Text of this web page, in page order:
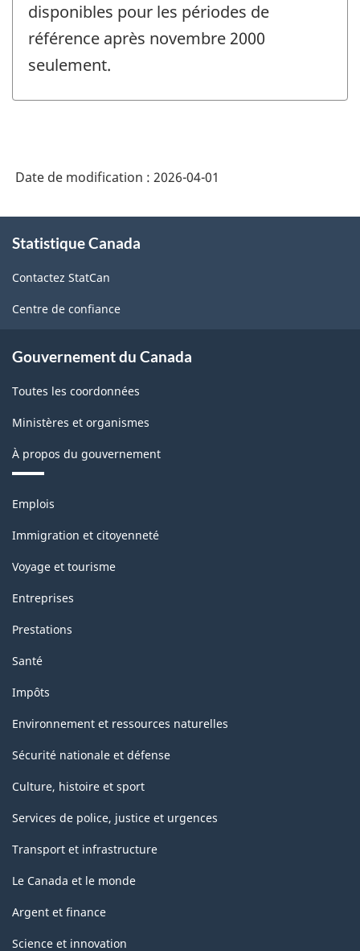
disponibles pour les périodes de
référence après novembre 2000
seulement.
Date de modification : 2026-04-01
propos
ce
site
Statistique Canada
Contactez StatCan
Centre de confiance
Gouvernement du Canada
Toutes les coordonnées
Ministères et organismes
À propos du gouvernement
Thèmes
sujets
Emplois
Immigration et citoyenneté
Voyage et tourisme
Entreprises
Prestations
Santé
Impôts
Environnement et ressources naturelles
Sécurité nationale et défense
Culture, histoire et sport
Services de police, justice et urgences
Transport et infrastructure
Le Canada et le monde
Argent et finance
Science et innovation